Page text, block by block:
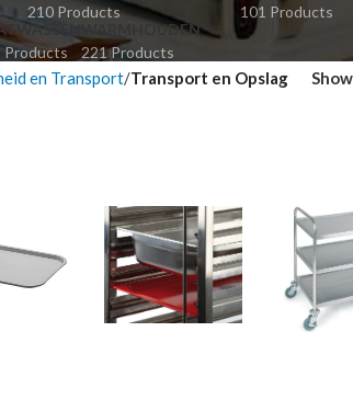
210 Products
101 Products
Products
WARMHOUDEN
221 Products
en Transport Transport en Opslag Show